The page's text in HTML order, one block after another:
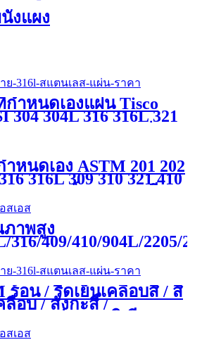
งแผง
กำหนดเองแผ่น Tisco
304 304L 316 316L 321
430 904L 4X8FT แผ่น
Hl 8K 2b 2.5 มม. 1.2
เลสแผ่นตาหมากรุก
หนดเอง ASTM 201 202
316L 309 310 321 410
รอบสแควร์ Hex แบนรีด
ย็นสแตนเลสก้านบาร์
ภาพสูง
316/409/410/904L/2205/2507
สแตนเลส / Sheetprice
รับตกแต่งและการผลิต
ร้อน / รีดเย็นเคลือบสี / สี
ลือบ / สังกะสี /
/ ลูกฟูก / อลูมิเนียม /
/ Z275 / 304 / 316L /
นเลส / PPGL / PPGI /